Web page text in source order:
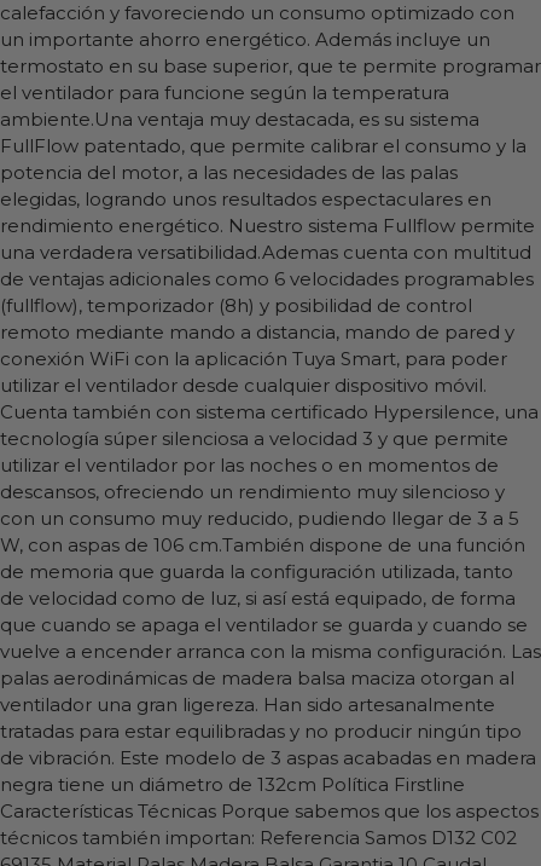
calefacción y favoreciendo un consumo optimizado con
un importante ahorro energético. Además incluye un
termostato en su base superior, que te permite programar
el ventilador para funcione según la temperatura
ambiente.Una ventaja muy destacada, es su sistema
FullFlow patentado, que permite calibrar el consumo y la
potencia del motor, a las necesidades de las palas
elegidas, logrando unos resultados espectaculares en
rendimiento energético. Nuestro sistema Fullflow permite
una verdadera versatibilidad.Ademas cuenta con multitud
de ventajas adicionales como 6 velocidades programables
(fullflow), temporizador (8h) y posibilidad de control
remoto mediante mando a distancia, mando de pared y
conexión WiFi con la aplicación Tuya Smart, para poder
utilizar el ventilador desde cualquier dispositivo móvil.
Cuenta también con sistema certificado Hypersilence, una
tecnología súper silenciosa a velocidad 3 y que permite
utilizar el ventilador por las noches o en momentos de
descansos, ofreciendo un rendimiento muy silencioso y
con un consumo muy reducido, pudiendo llegar de 3 a 5
W, con aspas de 106 cm.También dispone de una función
de memoria que guarda la configuración utilizada, tanto
de velocidad como de luz, si así está equipado, de forma
que cuando se apaga el ventilador se guarda y cuando se
vuelve a encender arranca con la misma configuración. Las
palas aerodinámicas de madera balsa maciza otorgan al
ventilador una gran ligereza. Han sido artesanalmente
tratadas para estar equilibradas y no producir ningún tipo
de vibración. Este modelo de 3 aspas acabadas en madera
negra tiene un diámetro de 132cm Política Firstline
Características Técnicas Porque sabemos que los aspectos
técnicos también importan: Referencia Samos D132 C02